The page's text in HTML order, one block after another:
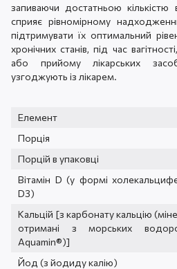
запиваючи достатньою
сприяє рівномірному
підтримувати їх оптимальний
хронічних станів, під час
або прийому лікарських
узгоджують із лікарем.
Елемент
Порція
Порцій в упаковці
Вітамін D (у формі
D3)
Кальцій [з карбонату кальцію
отримані з морських
Aquamin®)]
Йод (з йодиду калію)